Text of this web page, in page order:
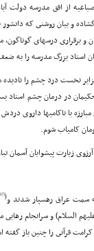
از افق مدرسه دولت
و بیان روشنى که
برقرارى درسهاى گوناگون،
استاد بزرگ مدرسه را به
نخست درد چشم را
در درمان چشم استاد
با ناکامیها داروى
کامیاب شوم.
زیارت پیشوایان آسمان
سمت عراق رهسپار شدند و(
[27]
السلام) و سرانجام رهایى
قرآنى را چنین باز